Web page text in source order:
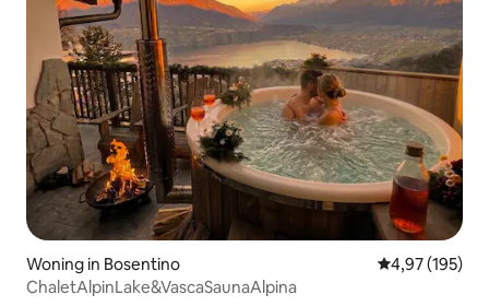
Woning in Bosentino Gemiddelde
4,97 (195)
ChaletAlpinLake&VascaSaunaAlpina